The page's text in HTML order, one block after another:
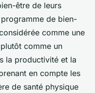
être de leurs
programme de bien-
comme une
comme un
la productivité et la
en compte les
de santé physique